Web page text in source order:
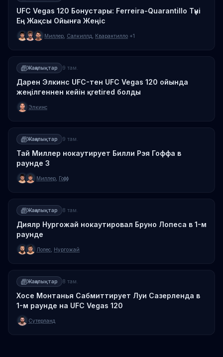
UFC Vegas 120 Бонустары: Ferreira-Quarantillo Түні
Ең Жақсы Ойынға Жеңіс
Миллер Салкиллд Кварантилло +1
Жаңалықтар 9 там.
Дарен Элкинс UFC-тен UFC Vegas 120 ойында
жеңілгеннен кейін қretired болды
Элкинс
Жаңалықтар 9 там.
Тай Миллер нокаутирует Билли Рэя Гоффа в
раунде 3
Миллер Гофф
Жаңалықтар 8 там.
Диялр Нургожай нокаутировал Бруно Лопеса в 1-м
раунде
Лопес Нургожай
Жаңалықтар 8 там.
Хосе Монтанья Сабмиттирует Луи Сазерленда в
1-м раунде на UFC Vegas 120
Сутерланд